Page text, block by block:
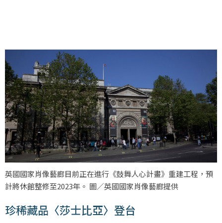
英國國家肖像藝廊目前正在進行《鼓舞人心計畫》重建工程，預
計將休館整修至2023年。 圖／英國國家肖像藝廊提供
珍稀藏品〈莎士比亞〉登台